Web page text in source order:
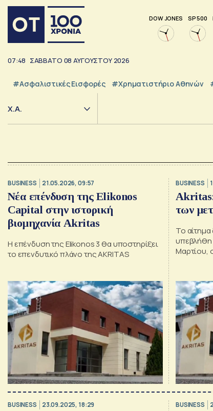
DOW JONES SP 500
07:48 ΣΑΒΒΑΤΟ 08 ΑΥΓΟΥΣΤΟΥ 2026
#Ασφαλιστικές Εισφορές #Χρηματιστήριο Αθηνών
Χ.Α.
BUSINESS 21.05.2026, 09:57
Νέα επένδυση της Elikonos
Capital στην ιστορική
βιομηχανία Akritas
Η επένδυση της Elikonos 3 θα υποστηρίξει
το επενδυτικό πλάνο της AKRITAS
BUSINESS
των
Το
υπεβλήθη
Μαρτίου,
BUSINESS 23.09.2025, 18:29 BUSINESS